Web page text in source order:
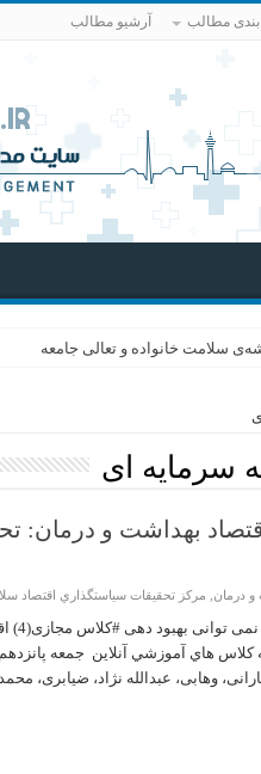
مطالب آرشیو مطالب
سلامت خانواده و تعالی جامعه
سرمایه ای
اقتصاد بهداشت و
و درمان مركز تحقيقات سياستگذاري اقتصاد
هر
وهابی، عبدالله نژاد، ضیابری،